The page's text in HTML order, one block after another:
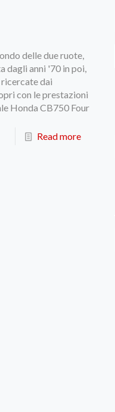
delle due ruote,
dagli anni '70 in poi,
ricercate dai
con le prestazioni
Honda CB750 Four
Read more